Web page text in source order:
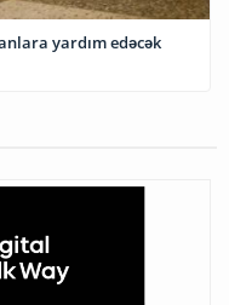
yardım edəcək